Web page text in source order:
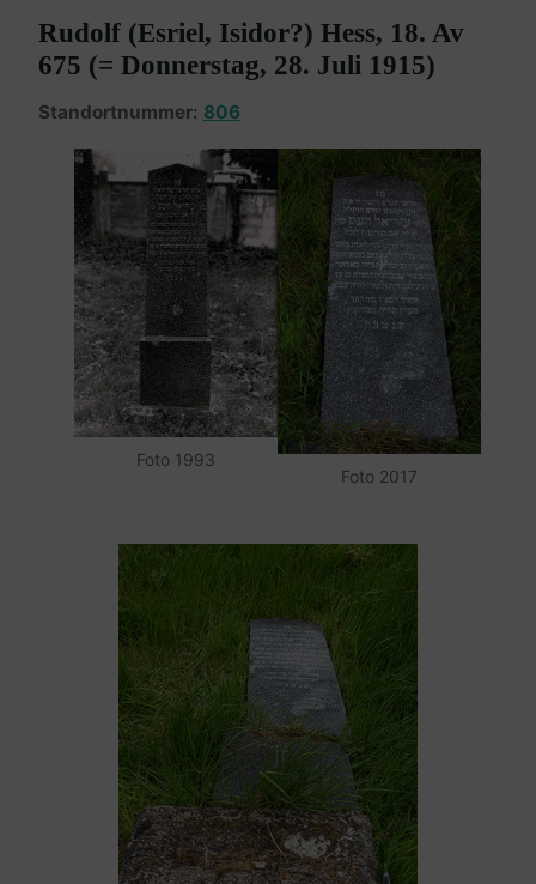
Rudolf (Esriel, Isidor?) Hess, 18. Av
675 (= Donnerstag, 28. Juli 1915)
Standortnummer: 806
Foto 1993
Foto 2017